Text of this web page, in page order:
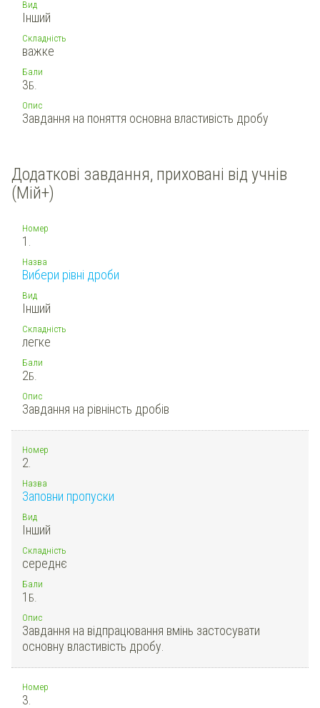
Вид
Інший
Складність
важке
Бали
3Б.
Опис
Завдання на поняття основна властивість дробу
Додаткові завдання, приховані від учнів
(Мій+)
Номер
1.
Назва
Вибери рівні дроби
Вид
Інший
Складність
легке
Бали
2Б.
Опис
Завдання на рівнінсть дробів
Номер
2.
Назва
Заповни пропуски
Вид
Інший
Складність
середнє
Бали
1 Б.
Опис
Завдання на відпрацювання вмінь застосувати
основну властивість дробу.
Номер
3.